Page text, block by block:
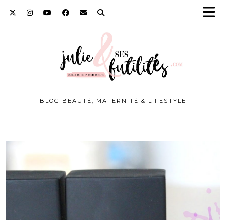
BLOG BEAUTÉ, MATERNITÉ & LIFESTYLE